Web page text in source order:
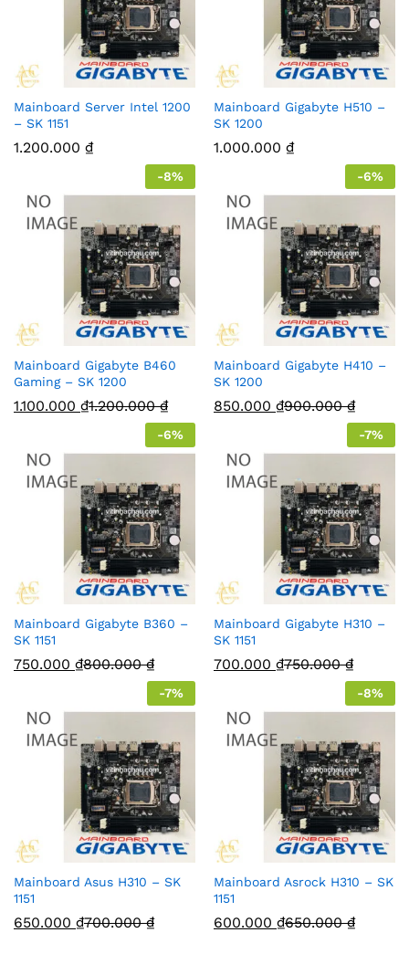
Mainboard Server Intel 1200
– SK 1151
1.200.000 ₫
Mainboard Gigabyte H510 –
SK 1200
1.000.000 ₫
-8%
Mainboard Gigabyte B460
Gaming – SK 1200
1.100.000 ₫1.200.000₫
-6%
Mainboard Gigabyte H410 –
SK 1200
850.000 ₫900.000₫
-6%
Mainboard Gigabyte B360 –
SK 1151
750.000 ₫800.000₫
-7%
Mainboard Gigabyte H310 –
SK 1151
700.000 ₫750.000₫
-7%
Mainboard Asus H310 – SK
1151
650.000 ₫700.000₫
-8%
Mainboard Asrock H310 – SK
1151
600.000 ₫650.000₫